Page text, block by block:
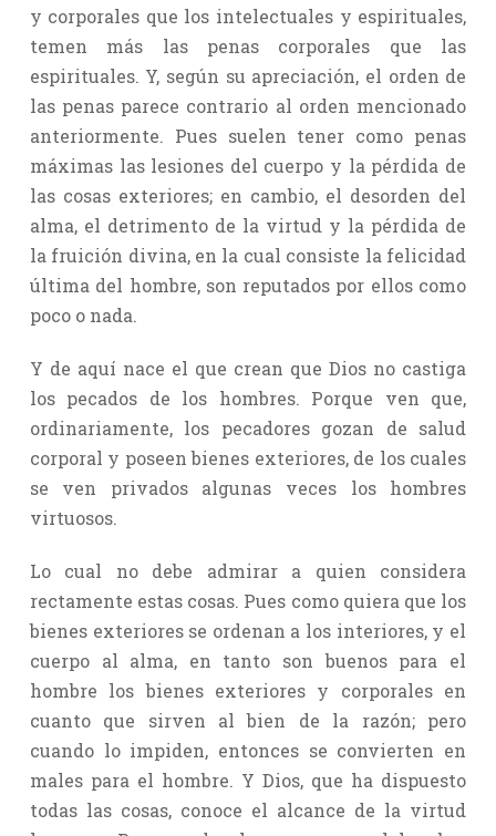
y corporales que los intelectuales y espirituales,
temen más las penas corporales que las
espirituales. Y, según su apreciación, el orden de
las penas parece contrario al orden mencionado
anteriormente. Pues suelen tener como penas
máximas las lesiones del cuerpo y la pérdida de
las cosas exteriores; en cambio, el desorden del
alma, el detrimento de la virtud y la pérdida de
la fruición divina, en la cual consiste la felicidad
última del hombre, son reputados por ellos como
poco o nada.
Y de aquí nace el que crean que Dios no castiga
los pecados de los hombres. Porque ven que,
ordinariamente, los pecadores gozan de salud
corporal y poseen bienes exteriores, de los cuales
se ven privados algunas veces los hombres
virtuosos.
Lo cual no debe admirar a quien considera
rectamente estas cosas. Pues como quiera que los
bienes exteriores se ordenan a los interiores, y el
cuerpo al alma, en tanto son buenos para el
hombre los bienes exteriores y corporales en
cuanto que sirven al bien de la razón; pero
cuando lo impiden, entonces se convierten en
males para el hombre. Y Dios, que ha dispuesto
todas las cosas, conoce el alcance de la virtud